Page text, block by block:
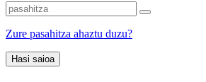
Zure pasahitza ahaztu duzu?
Hasi saioa